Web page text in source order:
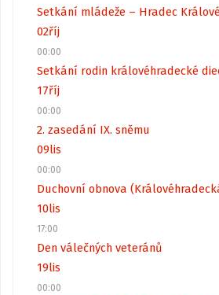
Setkání mládeže – Hradec
02říj
00:00
Setkání rodin královéhradecké
17říj
00:00
2. zasedání IX. sněmu
09lis
00:00
Duchovní obnova
10lis
17:00
Den válečných veteránů
19lis
00:00